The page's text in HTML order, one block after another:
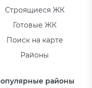
Строящиеся ЖК
Готовые ЖК
Поиск на карте
Районы
районы